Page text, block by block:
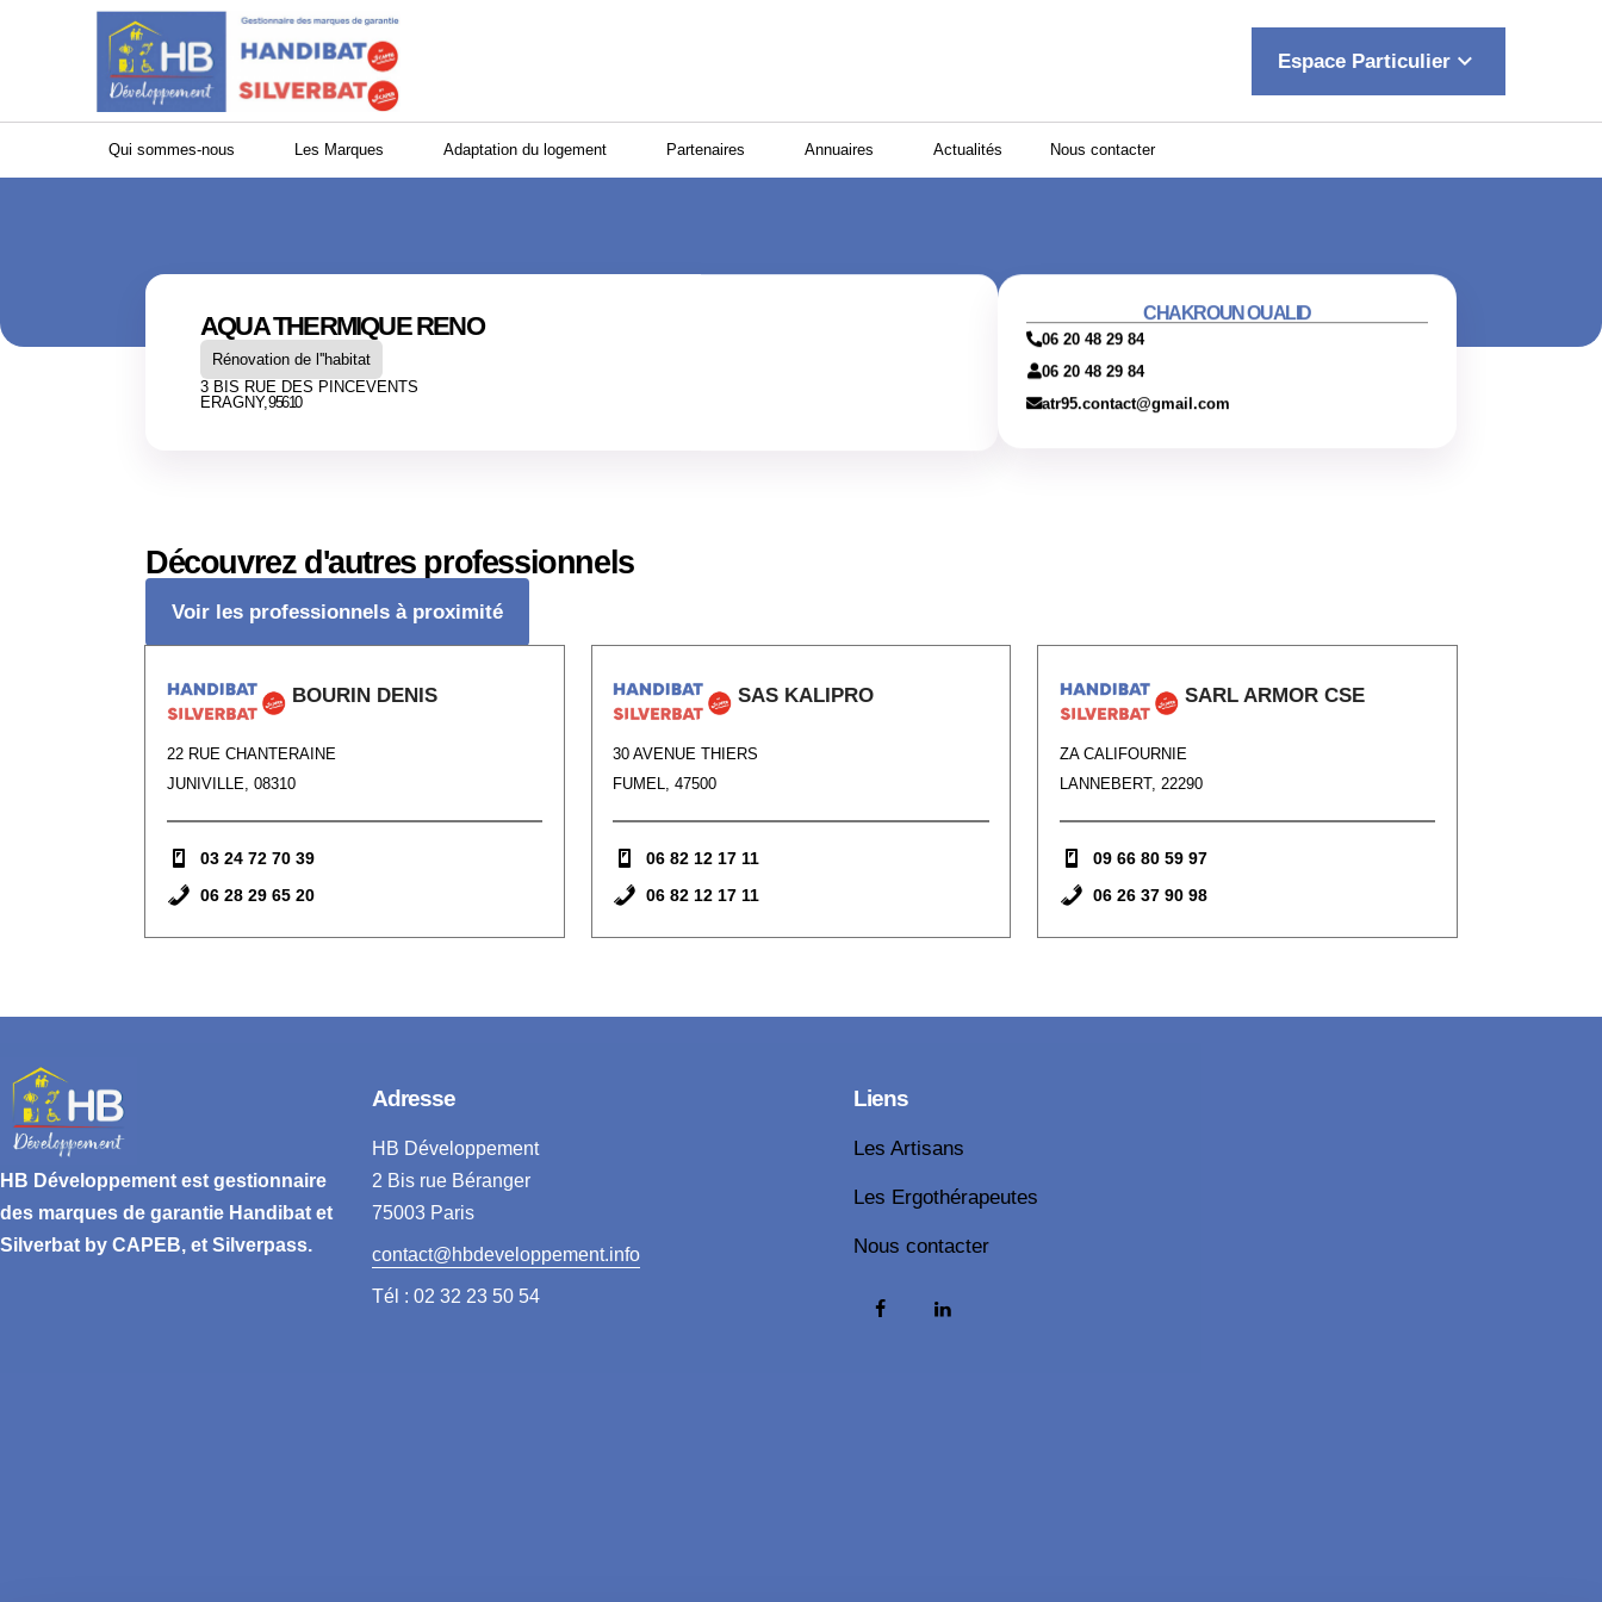
Panneau de gestion des cookies
Espace Particulier keyboard_arrow_down
Qui sommes-nous Les Marques Adaptation du logement Partenaires Annuaires Actualités Nous contacter
AQUA THERMIQUE RENO
Rénovation de l''habitat
3 BIS RUE DES PINCEVENTS
ERAGNY,95610
CHAKROUN OUALID
06 20 48 29 84
06 20 48 29 84
atr95.contact@gmail.com
Découvrez d'autres professionnels
Voir les professionnels à proximité
BOURIN DENIS
22 RUE CHANTERAINE
JUNIVILLE, 08310
03 24 72 70 39
06 28 29 65 20
SAS KALIPRO
30 AVENUE THIERS
FUMEL, 47500
06 82 12 17 11
06 82 12 17 11
SARL ARMOR CSE
ZA CALIFOURNIE
LANNEBERT, 22290
09 66 80 59 97
06 26 37 90 98
HB Développement est gestionnaire
des marques de garantie Handibat et
Silverbat by CAPEB, et Silverpass.
Adresse
HB Développement
2 Bis rue Béranger
75003 Paris
contact@hbdeveloppement.info
Tél : 02 32 23 50 54
Liens
Les Artisans
Les Ergothérapeutes
Nous contacter